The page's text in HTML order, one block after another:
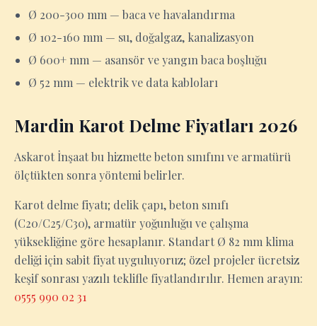
Ø 200-300 mm — baca ve havalandırma
Ø 102-160 mm — su, doğalgaz, kanalizasyon
Ø 600+ mm — asansör ve yangın baca boşluğu
Ø 52 mm — elektrik ve data kabloları
Mardin Karot Delme Fiyatları 2026
Askarot İnşaat bu hizmette beton sınıfını ve armatürü
ölçtükten sonra yöntemi belirler.
Karot delme fiyatı; delik çapı, beton sınıfı
(C20/C25/C30), armatür yoğunluğu ve çalışma
yüksekliğine göre hesaplanır. Standart Ø 82 mm klima
deliği için sabit fiyat uyguluyoruz; özel projeler ücretsiz
keşif sonrası yazılı teklifle fiyatlandırılır. Hemen arayın:
0555 990 02 31